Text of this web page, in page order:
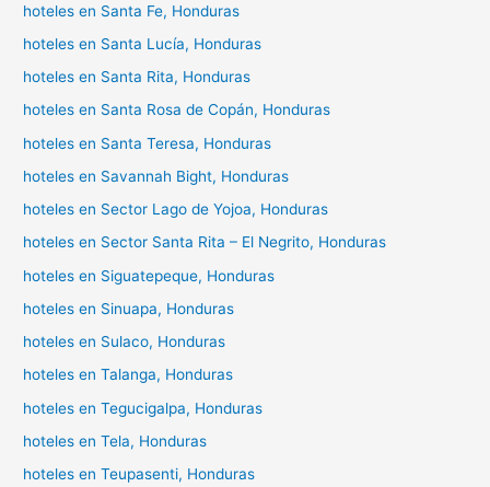
hoteles en Santa Fe, Honduras
hoteles en Santa Lucía, Honduras
hoteles en Santa Rita, Honduras
hoteles en Santa Rosa de Copán, Honduras
hoteles en Santa Teresa, Honduras
hoteles en Savannah Bight, Honduras
hoteles en Sector Lago de Yojoa, Honduras
hoteles en Sector Santa Rita – El Negrito, Honduras
hoteles en Siguatepeque, Honduras
hoteles en Sinuapa, Honduras
hoteles en Sulaco, Honduras
hoteles en Talanga, Honduras
hoteles en Tegucigalpa, Honduras
hoteles en Tela, Honduras
hoteles en Teupasenti, Honduras